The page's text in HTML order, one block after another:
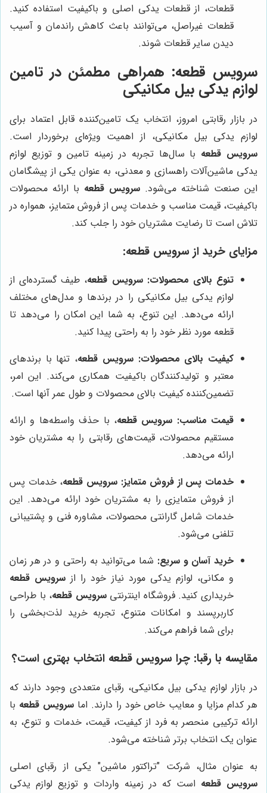
قطعات، از قطعات یدکی اصلی و باکیفیت استفاده کنید.
قطعات غیراصل، می‌توانند باعث کاهش راندمان و آسیب
دیدن سایر قطعات شوند.
سرویس قطعه: همراهی مطمئن در تامین
لوازم یدکی بیل مکانیکی
در بازار رقابتی امروز، انتخاب یک تامین‌کننده قابل اعتماد برای
لوازم یدکی بیل مکانیکی، از اهمیت ویژه‌ای برخوردار است.
سرویس قطعه با سال‌ها تجربه در زمینه تامین و توزیع لوازم
یدکی ماشین‌آلات راهسازی و معدنی، به عنوان یکی از پیشگامان
این صنعت شناخته می‌شود. سرویس قطعه با ارائه محصولات
باکیفیت، قیمت مناسب و خدمات پس از فروش متمایز، همواره در
تلاش است تا رضایت مشتریان خود را جلب کند.
مزایای خرید از سرویس قطعه:
تنوع بالای محصولات: سرویس قطعه، طیف گسترده‌ای از
لوازم یدکی بیل مکانیکی را در برندها و مدل‌های مختلف
ارائه می‌دهد. این تنوع، به شما این امکان را می‌دهد تا
قطعه مورد نظر خود را به راحتی پیدا کنید.
کیفیت بالای محصولات: سرویس قطعه، تنها با برندهای
معتبر و تولیدکنندگان باکیفیت همکاری می‌کند. این امر،
تضمین‌کننده کیفیت بالای محصولات و طول عمر آنها است.
قیمت مناسب: سرویس قطعه، با حذف واسطه‌ها و ارائه
مستقیم محصولات، قیمت‌های رقابتی را به مشتریان خود
ارائه می‌دهد.
خدمات پس از فروش متمایز: سرویس قطعه، خدمات پس
از فروش متمایزی را به مشتریان خود ارائه می‌دهد. این
خدمات شامل گارانتی محصولات، مشاوره فنی و پشتیبانی
تلفنی می‌شود.
خرید آسان و سریع: شما می‌توانید به راحتی و در هر زمان
و مکانی، لوازم یدکی مورد نیاز خود را از سرویس قطعه
خریداری کنید. فروشگاه اینترنتیسرویس قطعه، با طراحی
کاربرپسند و امکانات متنوع، تجربه خرید لذت‌بخشی را
برای شما فراهم می‌کند.
مقایسه با رقبا: چرا سرویس قطعه انتخاب بهتری است؟
در بازار لوازم یدکی بیل مکانیکی، رقبای متعددی وجود دارند که
هر کدام مزایا و معایب خاص خود را دارند. اماسرویس قطعه با
ارائه ترکیبی منحصر به فرد از کیفیت، قیمت، خدمات و تنوع، به
عنوان یک انتخاب برتر شناخته می‌شود.
به عنوان مثال، شرکت "تراکتور ماشین" یکی از رقبای اصلی
سرویس قطعه است که در زمینه واردات و توزیع لوازم یدکی